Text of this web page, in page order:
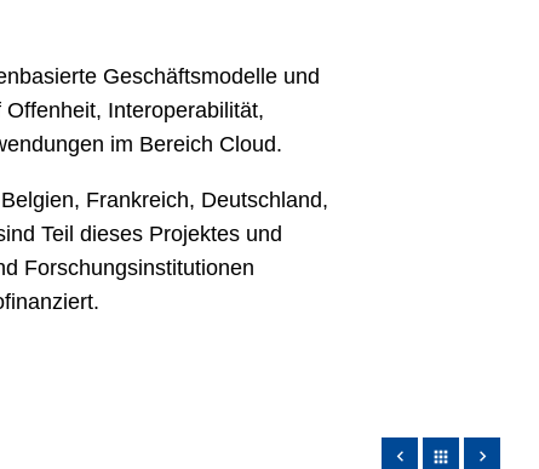
Geschäftsmodelle und
Interoperabilität,
im Bereich Cloud.
Frankreich, Deutschland,
Teil dieses Projektes und
Forschungsinstitutionen
apps